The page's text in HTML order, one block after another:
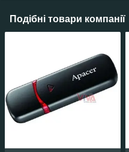
Подібні товари компанії